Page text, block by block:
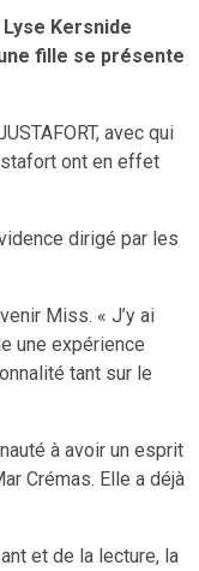
Kersnide
fille se présente
avec qui
ont en effet
dirigé par les
Miss. « J’y ai
une expérience
tant sur le
à avoir un esprit
Crémas. Elle a déjà
et de la lecture, la